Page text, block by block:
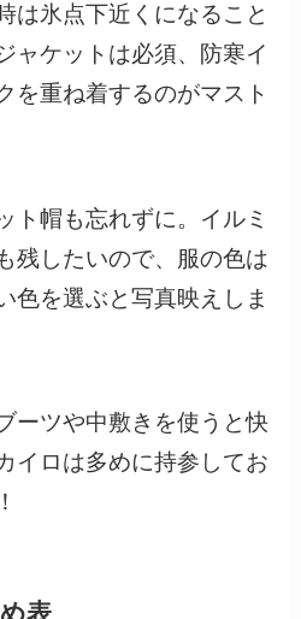
は氷点下近くになること
ャケットは必須、防寒イ
を重ね着するのがマスト
ト帽も忘れずに。イルミ
残したいので、服の色は
色を選ぶと写真映えしま
ーツや中敷きを使うと快
イロは多めに持参してお
表